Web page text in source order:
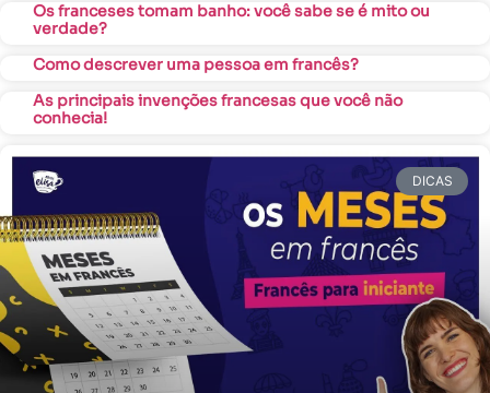
Os franceses tomam banho: você sabe se é mito ou
verdade?
Como descrever uma pessoa em francês?
As principais invenções francesas que você não
conhecia!
DICAS